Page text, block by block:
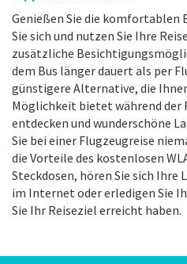
Genießen Sie die komfortablen
Sie sich und nutzen Sie Ihre
zusätzliche
dem Bus länger dauert als per
günstigere Alternative, die
Möglichkeit bietet während der
entdecken und wunderschöne
Sie bei einer Flugzeugreise
die Vorteile des kostenlosen
Steckdosen, hören Sie sich Ihre
im Internet oder erledigen Sie
Sie Ihr Reiseziel erreicht haben.